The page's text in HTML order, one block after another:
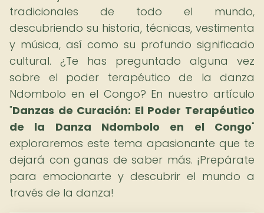
tradicionales de todo el mundo,
descubriendo su historia, técnicas, vestimenta
y música, así como su profundo significado
cultural. ¿Te has preguntado alguna vez
sobre el poder terapéutico de la danza
Ndombolo en el Congo? En nuestro artículo
"Danzas de Curación: El Poder Terapéutico
de la Danza Ndombolo en el Congo"
exploraremos este tema apasionante que te
dejará con ganas de saber más. ¡Prepárate
para emocionarte y descubrir el mundo a
través de la danza!